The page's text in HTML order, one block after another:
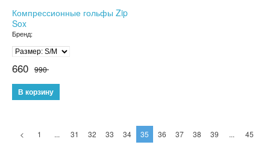
АКСЕССУАРЫ ДЛЯ ТЕЛЕФОНОВ
ПОРТАТИВНЫЕ КОЛОНКИ
ТВ ПРИСТАВКИ
ОЧКИ ВИРТУАЛЬНОЙ РЕАЛЬНОСТИ
Компрессионные гольфы Zip
Sox
Бренд:
660 990
< 1 ... 31 32 33 34 35 36 37 38 39 ...
45